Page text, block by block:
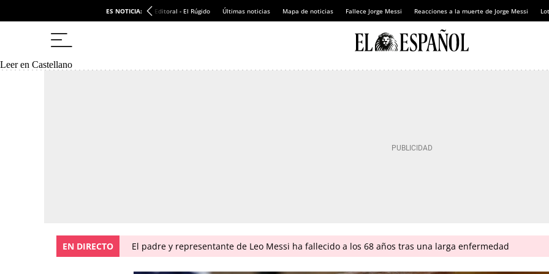
ES NOTICIA: Editoral - El Rúgido Últimas noticias Mapa de noticias Fallece Jorge Messi Reacciones a la muerte de Jorge Messi
Leer en Castellano
EN DIRECTO El padre y representante de Leo Messi ha fallecido a los 68 años tras una larga enfermedad